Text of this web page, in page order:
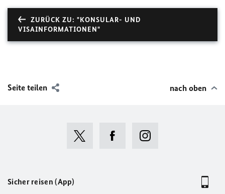
ZURÜCK ZU: "KONSULAR- UND
VISAINFORMATIONEN"
Seite teilen nach oben
Sicher reisen (App)